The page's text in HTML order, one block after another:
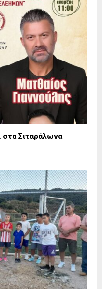
Σιταράλωνα